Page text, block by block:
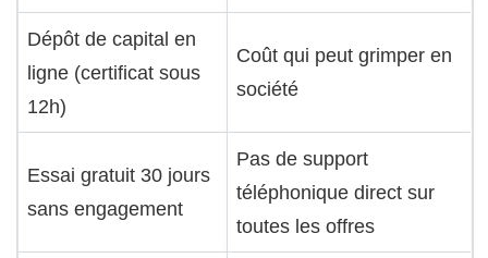
Dépôt de capital en
ligne (certificat sous
12h)
Coût qui peut grimper en
société
Essai gratuit 30 jours
sans engagement
Pas de support
téléphonique direct sur
toutes les offres